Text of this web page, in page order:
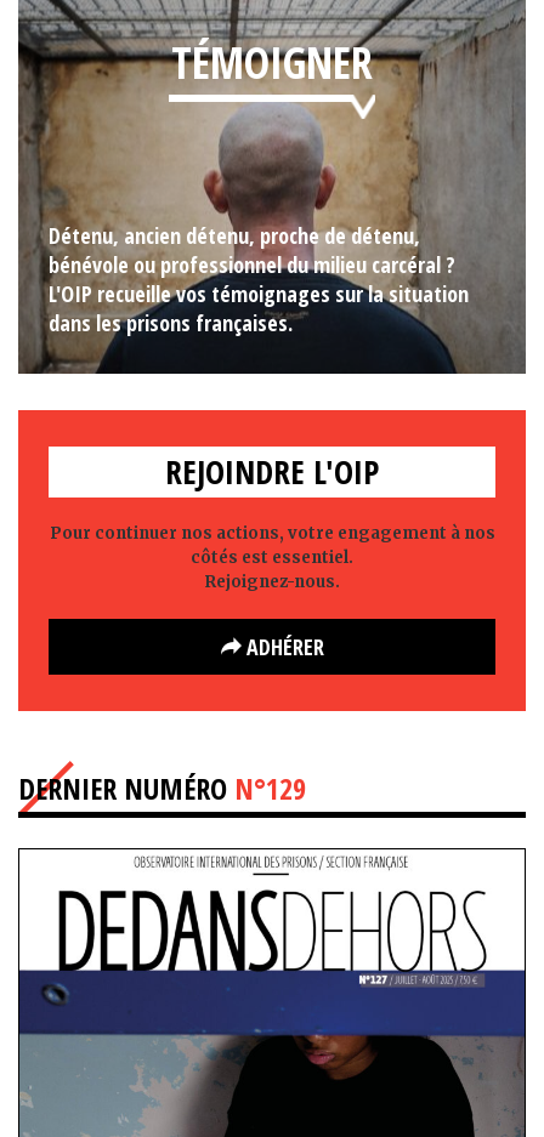
TÉMOIGNER
Détenu, ancien détenu, proche de détenu,
bénévole ou professionnel du milieu carcéral ?
L'OIP recueille vos témoignages sur la situation
dans les prisons françaises.
REJOINDRE L'OIP
Pour continuer nos actions, votre engagement à nos
côtés est essentiel.
Rejoignez-nous.
ADHÉRER
DERNIER NUMÉRO N°129